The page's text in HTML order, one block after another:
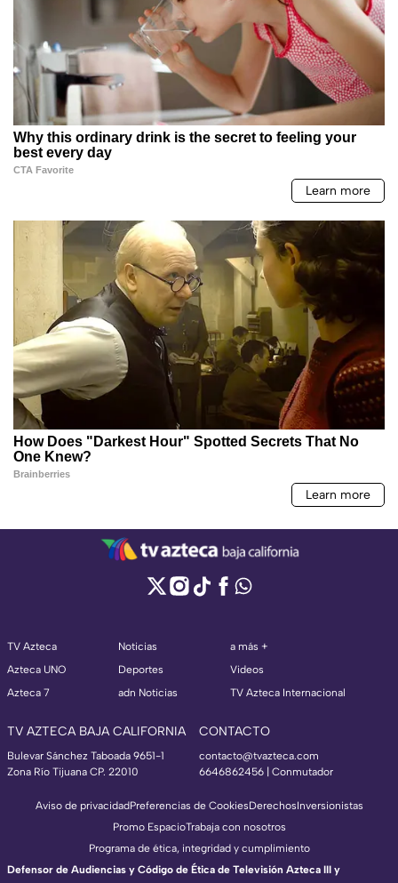
TV Azteca
Azteca UNO
Azteca 7
Noticias
Deportes
adn Noticias
a más +
Videos
TV Azteca Internacional
TV AZTECA BAJA CALIFORNIA
Bulevar Sánchez Taboada 9651-1
Zona Río Tijuana CP. 22010
CONTACTO
contacto@tvazteca.com
6646862456 | Conmutador
Aviso de privacidadPreferencias de CookiesDerechosInversionistas
Promo EspacioTrabaja con nosotros
Programa de ética, integridad y cumplimiento
Defensor de Audiencias y Código de Ética de Televisión Azteca III y